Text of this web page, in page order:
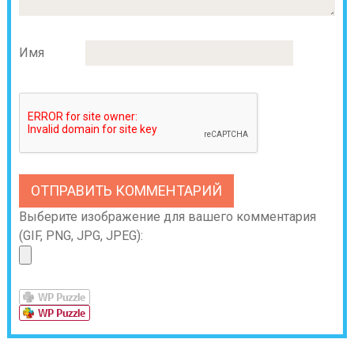
Имя
Выберите изображение для вашего комментария
(GIF, PNG, JPG, JPEG):